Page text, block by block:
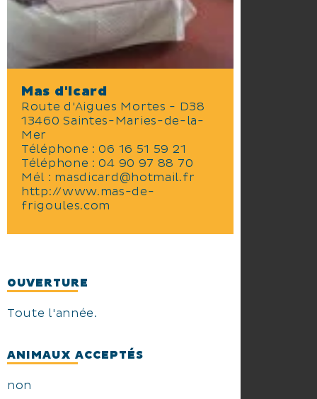
Mas d'Icard
Route d'Aigues Mortes - D38
13460 Saintes-Maries-de-la-
Mer
Téléphone :06 16 51 59 21
Téléphone :04 90 97 88 70
Mél : masdicard@hotmail.fr
http://www.mas-de-
frigoules.com
OUVERTURE
Toute l'année.
ANIMAUX ACCEPTÉS
non